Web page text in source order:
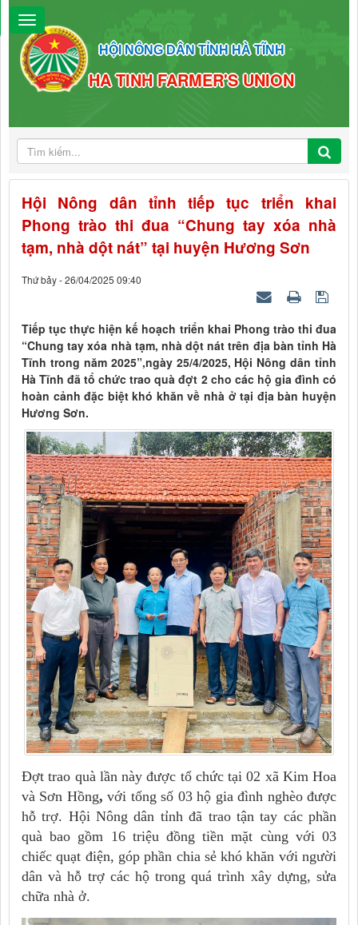
HỘI NÔNG DÂN TỈNH HÀ TĨNH
HA TINH FARMER'S UNION
Hội Nông dân tỉnh tiếp tục triển khai
Phong trào thi đua “Chung tay xóa nhà
tạm, nhà dột nát” tại huyện Hương Sơn
Thứ bảy - 26/04/2025 09:40
Tiếp tục thực hiện kế hoạch triển khai Phong trào thi đua
“Chung tay xóa nhà tạm, nhà dột nát trên địa bàn tỉnh Hà
Tĩnh trong năm 2025”,ngày 25/4/2025, Hội Nông dân tỉnh
Hà Tĩnh đã tổ chức trao quà đợt 2 cho các hộ gia đình có
hoàn cảnh đặc biệt khó khăn về nhà ở tại địa bàn huyện
Hương Sơn.
Đợt trao quà lần này được tổ chức tại02 xã Kim Hoa
và Sơn Hồng, với tổng số 03 hộ gia đình nghèo được
hỗ trợ. Hội Nông dân tỉnh đã trao tận tay các phần
quà bao gồm 16 triệu đồng tiền mặt cùng với03
chiếc quạt điện, góp phần chia sẻ khó khăn với người
dân và hỗ trợ các hộ trong quá trình xây dựng, sửa
chữa nhà ở.